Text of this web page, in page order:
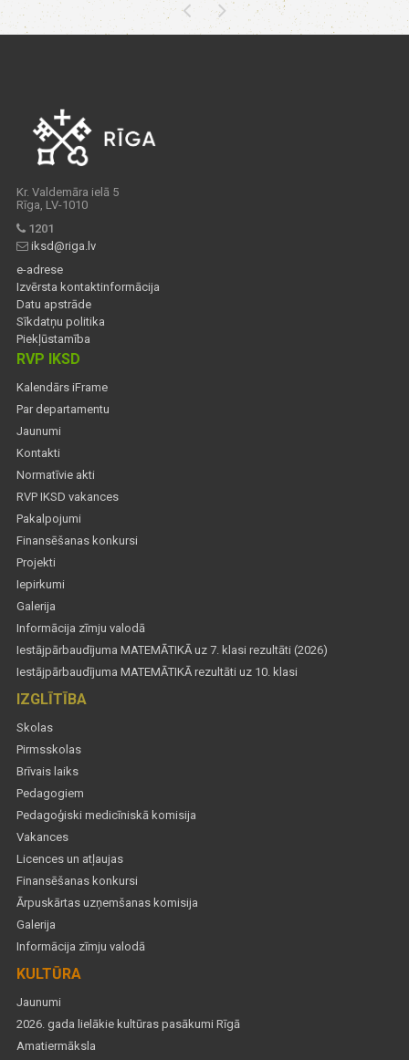
Kr. Valdemāra ielā 5
Rīga, LV-1010
1201
iksd@riga.lv
e-adrese
Izvērsta kontaktinformācija
Datu apstrāde
Sīkdatņu politika
Piekļūstamība
RVP IKSD
Kalendārs iFrame
Par departamentu
Jaunumi
Kontakti
Normatīvie akti
RVP IKSD vakances
Pakalpojumi
Finansēšanas konkursi
Projekti
Iepirkumi
Galerija
Informācija zīmju valodā
Iestājpārbaudījuma MATEMĀTIKĀ uz 7. klasi rezultāti (2026)
Iestājpārbaudījuma MATEMĀTIKĀ rezultāti uz 10. klasi
IZGLĪTĪBA
Skolas
Pirmsskolas
Brīvais laiks
Pedagogiem
Pedagoģiski medicīniskā komisija
Vakances
Licences un atļaujas
Finansēšanas konkursi
Ārpuskārtas uzņemšanas komisija
Galerija
Informācija zīmju valodā
KULTŪRA
Jaunumi
2026. gada lielākie kultūras pasākumi Rīgā
Amatiermāksla